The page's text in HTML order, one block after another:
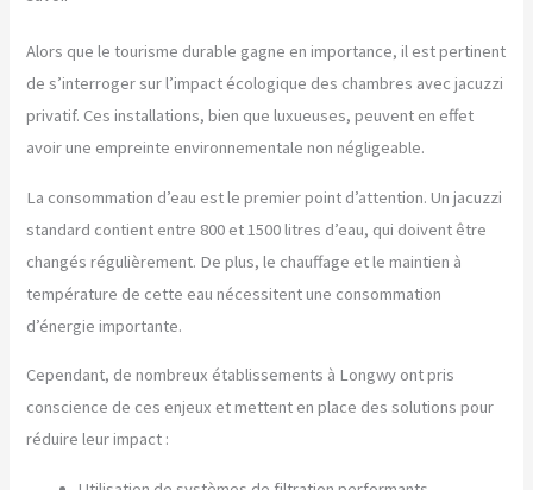
Alors que le tourisme durable gagne en importance, il est pertinent
de s’interroger sur l’impact écologique des chambres avec jacuzzi
privatif. Ces installations, bien que luxueuses, peuvent en effet
avoir une empreinte environnementale non négligeable.
La consommation d’eau est le premier point d’attention. Un jacuzzi
standard contient entre 800 et 1500 litres d’eau, qui doivent être
changés régulièrement. De plus, le chauffage et le maintien à
température de cette eau nécessitent une consommation
d’énergie importante.
Cependant, de nombreux établissements à Longwy ont pris
conscience de ces enjeux et mettent en place des solutions pour
réduire leur impact :